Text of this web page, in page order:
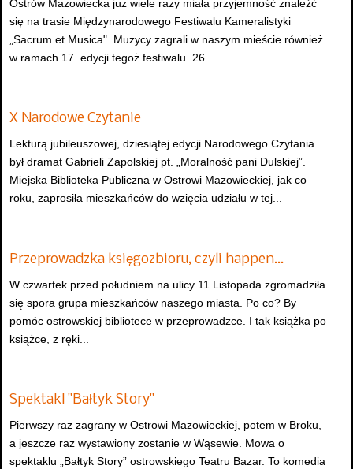
Ostrów Mazowiecka już wiele razy miała przyjemność znaleźć
się na trasie Międzynarodowego Festiwalu Kameralistyki
„Sacrum et Musica". Muzycy zagrali w naszym mieście również
w ramach 17. edycji tegoż festiwalu. 26...
X Narodowe Czytanie
Lekturą jubileuszowej, dziesiątej edycji Narodowego Czytania
był dramat Gabrieli Zapolskiej pt. „Moralność pani Dulskiej”.
Miejska Biblioteka Publiczna w Ostrowi Mazowieckiej, jak co
roku, zaprosiła mieszkańców do wzięcia udziału w tej...
Przeprowadzka księgozbioru, czyli happen…
W czwartek przed południem na ulicy 11 Listopada zgromadziła
się spora grupa mieszkańców naszego miasta. Po co? By
pomóc ostrowskiej bibliotece w przeprowadzce. I tak książka po
książce, z ręki...
Spektakl "Bałtyk Story"
Pierwszy raz zagrany w Ostrowi Mazowieckiej, potem w Broku,
a jeszcze raz wystawiony zostanie w Wąsewie. Mowa o
spektaklu „Bałtyk Story” ostrowskiego Teatru Bazar. To komedia